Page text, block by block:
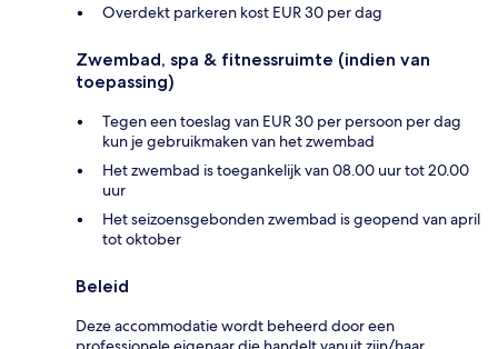
Overdekt parkeren kost EUR 30 per dag
Zwembad, spa & fitnessruimte (indien van
toepassing)
Tegen een toeslag van EUR 30 per persoon per dag
kun je gebruikmaken van het zwembad
Het zwembad is toegankelijk van 08.00 uur tot 20.00
uur
Het seizoensgebonden zwembad is geopend van april
tot oktober
Beleid
Deze accommodatie wordt beheerd door een